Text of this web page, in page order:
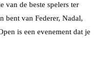
van de beste spelers ter
bent van Federer, Nadal,
is een evenement dat je